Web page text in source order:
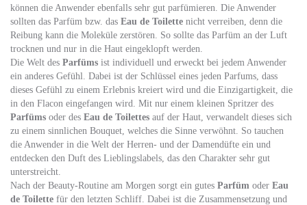
können die Anwender ebenfalls sehr gut parfümieren. Die Anwender
sollten das Parfüm bzw. das Eau de Toilette nicht verreiben, denn die
Reibung kann die Moleküle zerstören. So sollte das Parfüm an der Luft
trocknen und nur in die Haut eingeklopft werden.
Die Welt des Parfüms ist individuell und erweckt bei jedem Anwender
ein anderes Gefühl. Dabei ist der Schlüssel eines jeden Parfums, dass
dieses Gefühl zu einem Erlebnis kreiert wird und die Einzigartigkeit, die
in den Flacon eingefangen wird. Mit nur einem kleinen Spritzer des
Parfüms oder des Eau de Toilettes auf der Haut, verwandelt dieses sich
zu einem sinnlichen Bouquet, welches die Sinne verwöhnt. So tauchen
die Anwender in die Welt der Herren- und der Damendüfte ein und
entdecken den Duft des Lieblingslabels, das den Charakter sehr gut
unterstreicht.
Nach der Beauty-Routine am Morgen sorgt ein gutes Parfüm oder Eau
de Toilette für den letzten Schliff. Dabei ist die Zusammensetzung und